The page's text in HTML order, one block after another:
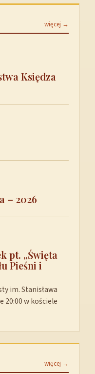
więcej →
Księdza
– 2026
pt. „Święta
Pieśni i
im. Stanisława
20:00 w kościele
więcej →